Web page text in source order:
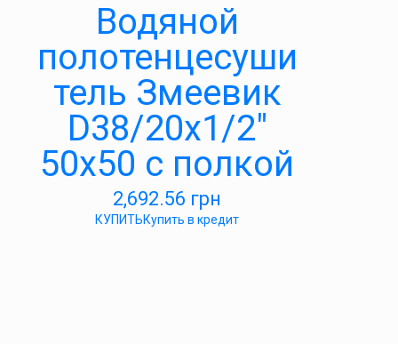
Водяной
полотенцесуши
тель Змеевик
D38/20х1/2″
50х50 с полкой
2,692.56 грн
КУПИТЬКупить в кредит